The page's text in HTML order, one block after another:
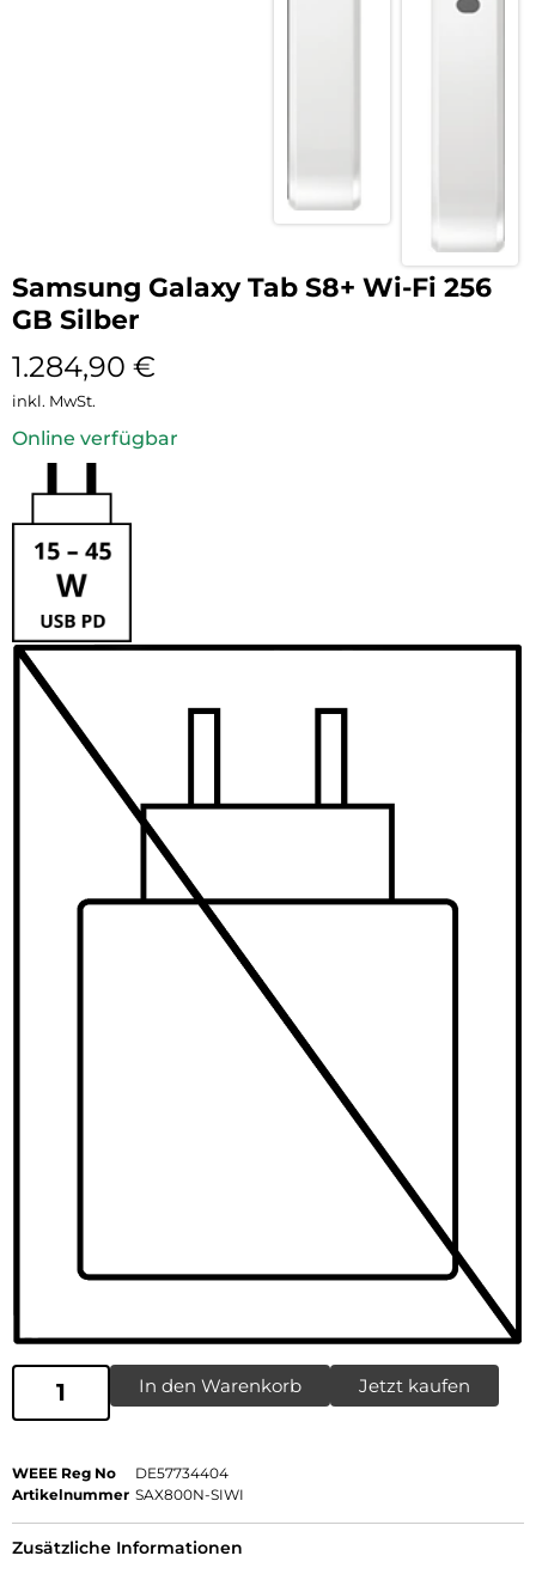
Samsung Galaxy Tab S8+ Wi-Fi 256
GB Silber
1.284,90 €
inkl. MwSt.
Online verfügbar
In den Warenkorb Jetzt kaufen
WEEE Reg No
DE57734404
Artikelnummer SAX800N-SIWI
Zusätzliche Informationen